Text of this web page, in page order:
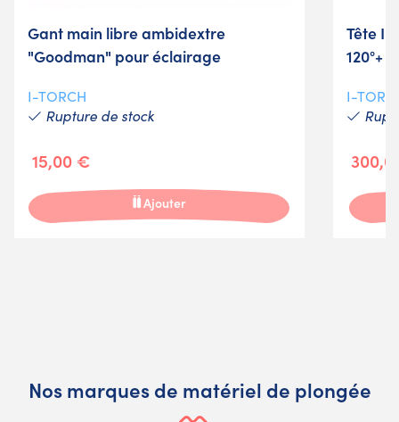
Gant main libre ambidextre
"Goodman" pour éclairage
I-TORCH
Rupture de stock
15,00 €
Ajouter
Tête I-
120°+
I-
Nos marques de matériel de plongée